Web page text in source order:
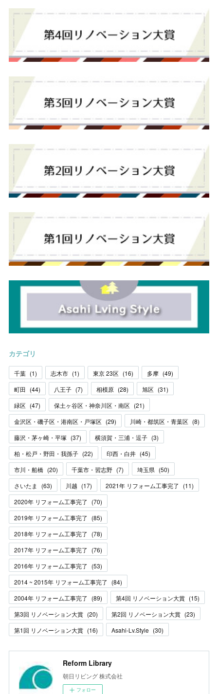
カテゴリ
千葉 (1) 志木市 (1) 東京 23区 (16) 多摩 (49)
町田 (44) 八王子 (7) 相模原 (28) 旭区 (31)
緑区 (47) 保土ヶ谷区・神奈川区・南区 (21)
金沢区・磯子区・港南区・戸塚区 (29) 川崎・都筑区・青葉区 (8)
藤沢・茅ヶ崎・平塚 (37) 横須賀・三浦・逗子 (3)
柏・松戸・野田・我孫子 (22) 印西・白井 (45)
市川・船橋 (20) 千葉市・習志野 (7) 埼玉県 (50)
さいたま
(63) 川越 (17) 2021年 リフォーム工事完了 (11)
2020年 リフォーム工事完了
(70)
2019年 リフォーム工事完了
(85)
2018年 リフォーム工事完了
(78)
2017年 リフォーム工事完了
(76)
2016年 リフォーム工事完了
(53)
2014 ~ 2015年 リフォーム工事完了
(84)
2004年 リフォーム工事完了
(89) 第4回 リノベーション大賞 (15)
第3回 リノベーション大賞 (20) 第2回 リノベーション大賞 (23)
第1回 リノベーション大賞 (16) Asahi-Lv.Style (30)
Reform Library
朝日リビング 株式会社
フォロー